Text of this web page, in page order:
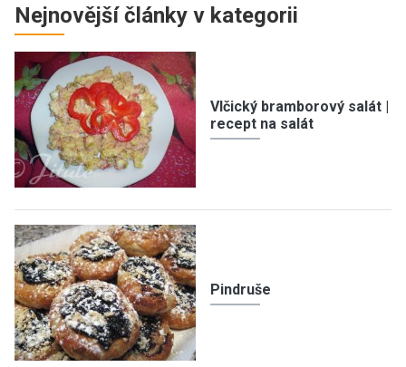
Nejnovější články v kategorii
Vlčický bramborový salát |
recept na salát
Pindruše